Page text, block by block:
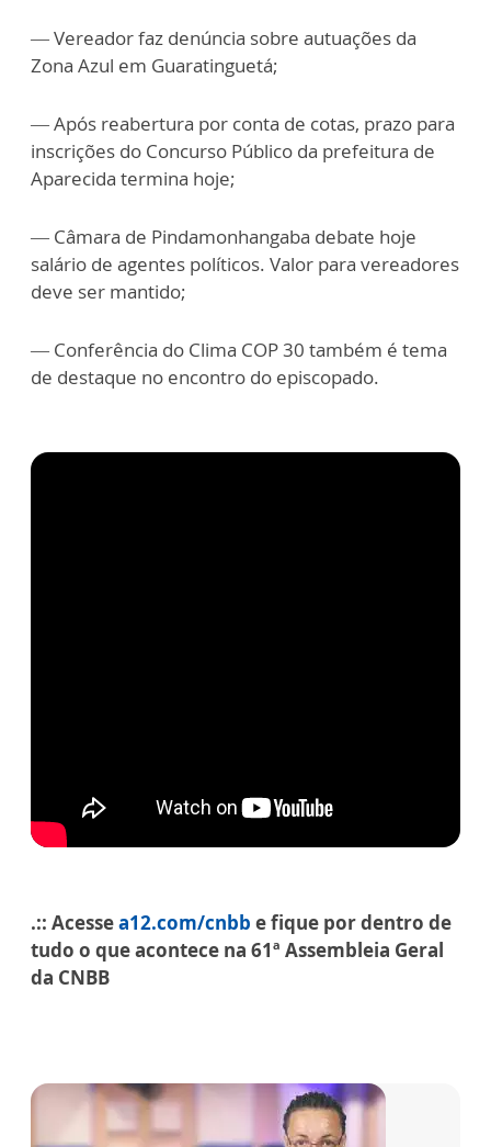
— Vereador faz denúncia sobre autuações da
Zona Azul em Guaratinguetá;
— Após reabertura por conta de cotas, prazo para
inscrições do Concurso Público da prefeitura de
Aparecida termina hoje;
— Câmara de Pindamonhangaba debate hoje
salário de agentes políticos. Valor para vereadores
deve ser mantido;
— Conferência do Clima COP 30 também é tema
de destaque no encontro do episcopado.
.:: Acessea12.com/cnbb e fique por dentro de
tudo o que acontece na 61ª Assembleia Geral
da CNBB